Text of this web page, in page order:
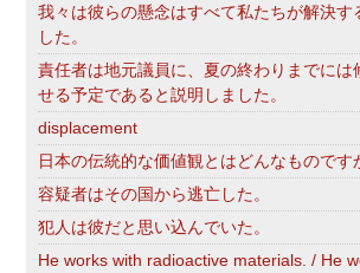
我々は彼らの懸念はすべて私たちが解決す
した。
責任者は地元議員に、夏の終わりまでには
せる予定であると説明しました。
displacement
日本の伝統的な価値観とはどんなものです
容疑者はその国から逃亡した。
犯人は彼だと思い込んでいた。
He works with radioactive materials. / He